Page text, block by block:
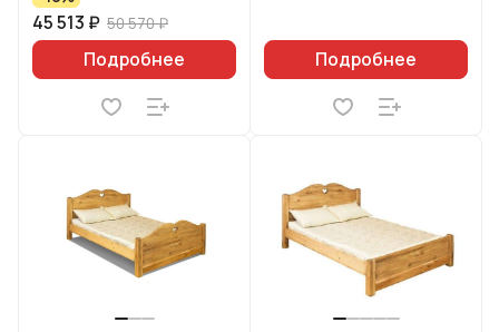
45 513 ₽ 50 570 ₽
Подробнее Подробнее